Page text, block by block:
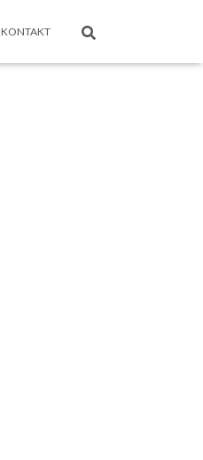
KONTAKT